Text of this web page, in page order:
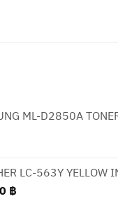
ML-D2850A
LC-563Y YELLOW
฿